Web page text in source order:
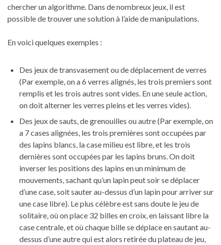
chercher un algorithme. Dans de nombreux jeux, il est
possible de trouver une solution à l’aide de manipulations.
En voici quelques exemples :
Des jeux de transvasement ou de déplacement de verres
(Par exemple, on a 6 verres alignés, les trois premiers sont
remplis et les trois autres sont vides. En une seule action,
on doit alterner les verres pleins et les verres vides).
Des jeux de sauts, de grenouilles ou autre (Par exemple, on
a 7 cases alignées, les trois premières sont occupées par
des lapins blancs, la case milieu est libre, et les trois
dernières sont occupées par les lapins bruns. On doit
inverser les positions des lapins en un minimum de
mouvements, sachant qu’un lapin peut soir se déplacer
d’une case, soit sauter au-dessus d’un lapin pour arriver sur
une case libre). Le plus célèbre est sans doute le jeu de
solitaire, où on place 32 billes en croix, en laissant libre la
case centrale, et où chaque bille se déplace en sautant au-
dessus d’une autre qui est alors retirée du plateau de jeu,